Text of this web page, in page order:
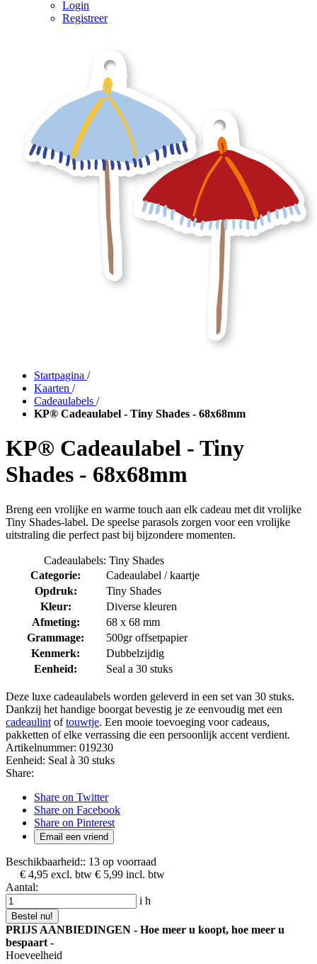
Login
Registreer
Startpagina /
Kaarten /
Cadeaulabels /
KP® Cadeaulabel - Tiny Shades - 68x68mm
KP® Cadeaulabel - Tiny
Shades - 68x68mm
Breng een vrolijke en warme touch aan elk cadeau met dit vrolijke
Tiny Shades-label. De speelse parasols zorgen voor een vrolijke
uitstraling die perfect past bij bijzondere momenten.
Cadeaulabels: Tiny Shades
Categorie:
Cadeaulabel / kaartje
Opdruk:
Tiny Shades
Kleur:
Diverse kleuren
Afmeting:
68 x 68 mm
Grammage:
500gr offsetpapier
Kenmerk:
Dubbelzijdig
Eenheid:
Seal a 30 stuks
Deze luxe cadeaulabels worden geleverd in een set van 30 stuks.
Dankzij het handige boorgat bevestig je ze eenvoudig met een
cadeaulint oftouwtje. Een mooie toevoeging voor cadeaus,
pakketten of elke verrassing die een persoonlijk accent verdient.
Artikelnummer: 019230
Eenheid: Seal à 30 stuks
Share:
Share on Twitter
Share on Facebook
Share on Pinterest
Email een vriend
Beschikbaarheid:: 13 op voorraad
€ 4,95 excl. btw € 5,99 incl. btw
Aantal:
i h
Bestel nu!
PRIJS AANBIEDINGEN - Hoe meer u koopt, hoe meer u
bespaart -
Hoeveelheid